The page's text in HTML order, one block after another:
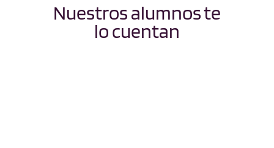
Nuestros alumnos te
lo cuentan